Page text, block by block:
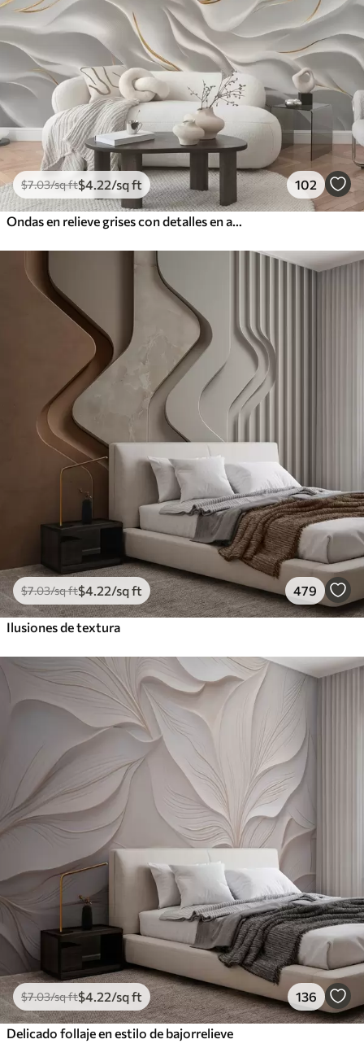
$7.03/sq ft$4 .22/sq ft 102
$7.03/sq ft$4 .22/sq ft 479
Ilusiones de textura
$7.03/sq ft$4 .22/sq ft 136
Delicado follaje en estilo de bajorrelieve